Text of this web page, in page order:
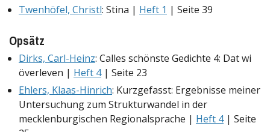
Twenhöfel, Christl: Stina | Heft 1 | Seite 39
Opsätz
Dirks, Carl-Heinz: Calles schönste Gedichte 4: Dat wi
överleven | Heft 4| Seite 23
Ehlers, Klaas-Hinrich: Kurzgefasst: Ergebnisse meiner
Untersuchung zum Strukturwandel in der
mecklenburgischen Regionalsprache | Heft 4| Seite